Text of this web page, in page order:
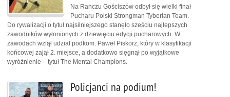
Na Ranczu Gościszów odbył się wielki finał
Pucharu Polski Strongman Tyberian Team.
Do rywalizacji o tytuł najsilniejszego stanęło sześciu najlepszych
zawodników wyłonionych z dziewięciu edycji pucharowych. W
zawodach wziął udział podkom. Paweł Piskorz, który w klasyfikacji
końcowej zajął 2. miejsce, a dodatkowo sięgnął po wyjątkowe
wyróżnienie – tytuł The Mental Champions.
Policjanci na podium!